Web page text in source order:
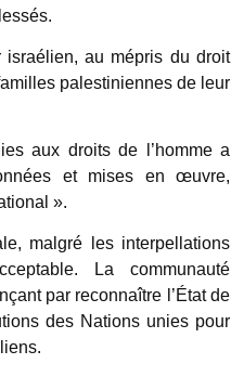
au mépris du droit
palestiniennes de leur
aux droits de l’homme a
et mises en œuvre,
».
malgré les interpellations
La communauté
par reconnaître l’État de
des Nations unies pour